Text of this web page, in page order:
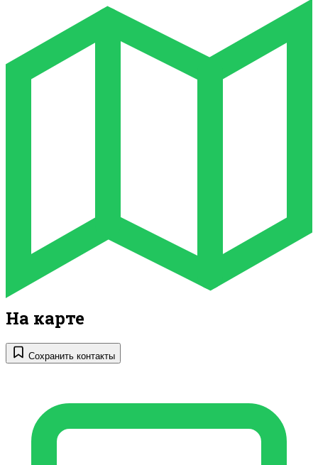
На карте
Сохранить контакты